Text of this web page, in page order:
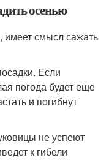
осенью
смысл сажать
Если
погода будет еще
и погибнут
не успеют
к гибели